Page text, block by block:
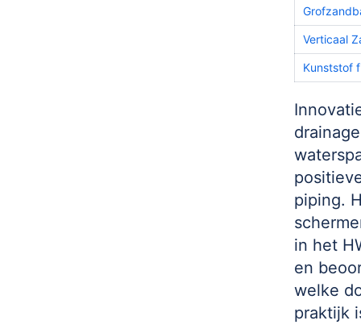
Verticaal
Kunststof
piping.
in het
en
welke
praktijk